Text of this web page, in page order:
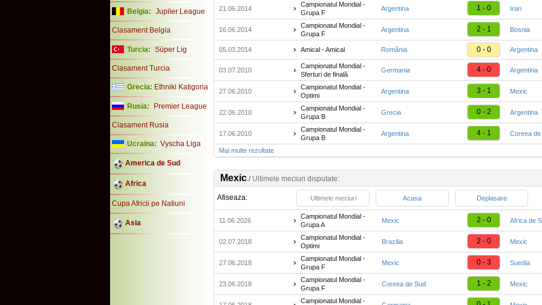
Belgia: Jupiler League
Clasament Belgia
Turcia: Süper Lig
Clasament Turcia
Grecia: Ethniki Katigoria
Rusia: Premier League
Clasament Rusia
Ucraina: Vyscha Liga
America de Sud
Africa
Cupa Africii pe Natiuni
Asia
21.06.2014
Campionatul Mondial -
Grupa F
Argentina 1 - 0 Iran
16.06.2014
Campionatul Mondial -
Grupa F
Argentina 2 - 1 Bosnia
05.03.2014 Amical - Amical România 0 - 0 Argentina
03.07.2010
Campionatul Mondial -
Sferturi de finală
Germania 4 - 0 Argentina
27.06.2010
Campionatul Mondial -
Optimi
Argentina 3 - 1 Mexic
22.06.2010
Campionatul Mondial -
Grupa B
Grecia 0 - 2 Argentina
17.06.2010
Campionatul Mondial -
Grupa B
Argentina 4 - 1 Coreea de
Mai multe rezultate
Mexic / Ultimele meciuri disputate:
Afiseaza: Ultimele meciuri Acasa Deplasare
11.06.2026
Campionatul Mondial -
Grupa A
Mexic 2 - 0 Africa de
02.07.2018
Campionatul Mondial -
Optimi
Brazilia 2 - 0 Mexic
27.06.2018
Campionatul Mondial -
Grupa F
Mexic 0 - 3 Suedia
23.06.2018
Campionatul Mondial -
Grupa F
Coreea de Sud 1 - 2 Mexic
Campionatul Mondial -